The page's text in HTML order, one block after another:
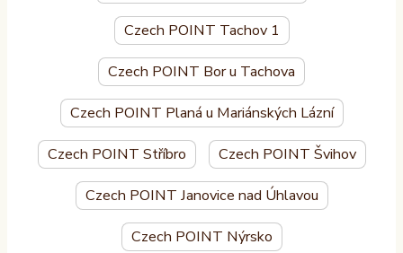
Czech POINT Tachov 1
Czech POINT Bor u Tachova
Czech POINT Planá u Mariánských Lázní
Czech POINT Stříbro Czech POINT Švihov
Czech POINT Janovice nad Úhlavou
Czech POINT Nýrsko